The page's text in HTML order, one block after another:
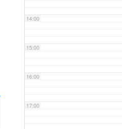
14:00
15:00
16:00
17:00